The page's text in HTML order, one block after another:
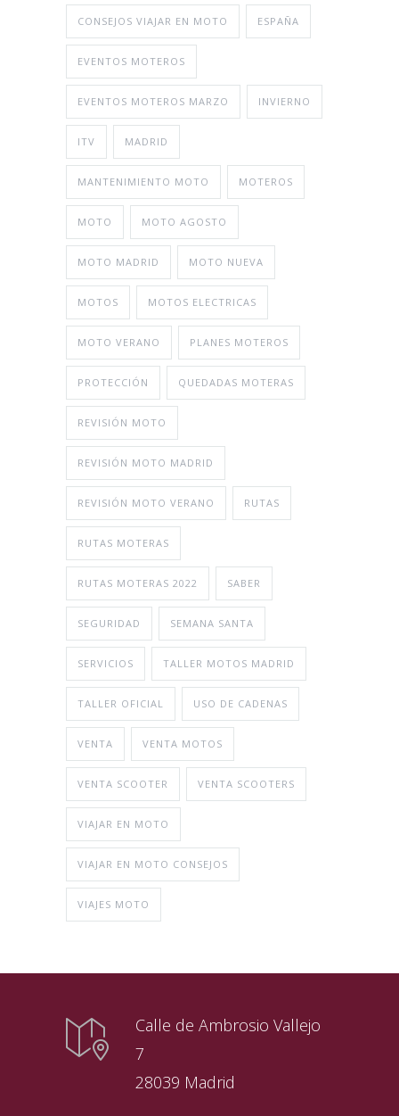
CONSEJOS VIAJAR EN MOTO ESPAÑA
EVENTOS MOTEROS
EVENTOS MOTEROS MARZO INVIERNO
ITV MADRID
MANTENIMIENTO MOTO MOTEROS
MOTO MOTO AGOSTO
MOTO MADRID MOTO NUEVA
MOTOS MOTOS ELECTRICAS
MOTO VERANO PLANES MOTEROS
PROTECCIÓN QUEDADAS MOTERAS
REVISIÓN MOTO
REVISIÓN MOTO MADRID
REVISIÓN MOTO VERANO RUTAS
RUTAS MOTERAS
RUTAS MOTERAS 2022 SABER
SEGURIDAD SEMANA SANTA
SERVICIOS TALLER MOTOS MADRID
TALLER OFICIAL USO DE CADENAS
VENTA VENTA MOTOS
VENTA SCOOTER VENTA SCOOTERS
VIAJAR EN MOTO
VIAJAR EN MOTO CONSEJOS
VIAJES MOTO
Calle de Ambrosio Vallejo
7
28039 Madrid